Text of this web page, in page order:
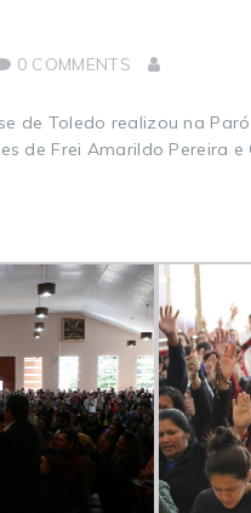
0 COMMENTS
de Toledo realizou na
de Frei Amarildo Pereira e